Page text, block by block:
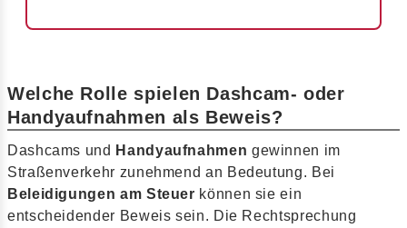
Welche Rolle spielen Dashcam- oder
Handyaufnahmen als Beweis?
Dashcams und Handyaufnahmen gewinnen im
Straßenverkehr zunehmend an Bedeutung. Bei
Beleidigungen am Steuer können sie ein
entscheidender Beweis sein. Die Rechtsprechung